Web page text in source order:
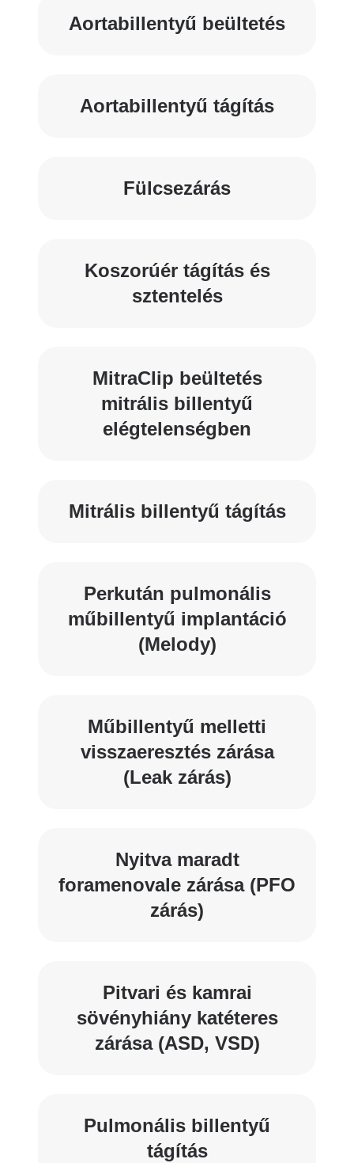
Aortabillentyű beültetés
Aortabillentyű tágítás
Fülcsezárás
Koszorúér tágítás és
sztentelés
MitraClip beültetés
mitrális billentyű
elégtelenségben
Mitrális billentyű tágítás
Perkután pulmonális
műbillentyű implantáció
(Melody)
Műbillentyű melletti
visszaeresztés zárása
(Leak zárás)
Nyitva maradt
foramenovale zárása (PFO
zárás)
Pitvari és kamrai
sövényhiány katéteres
zárása (ASD, VSD)
Pulmonális billentyű
tágítás